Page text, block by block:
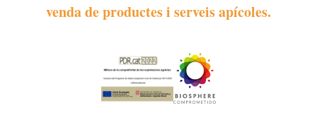
venda de productes i serveis apícoles.